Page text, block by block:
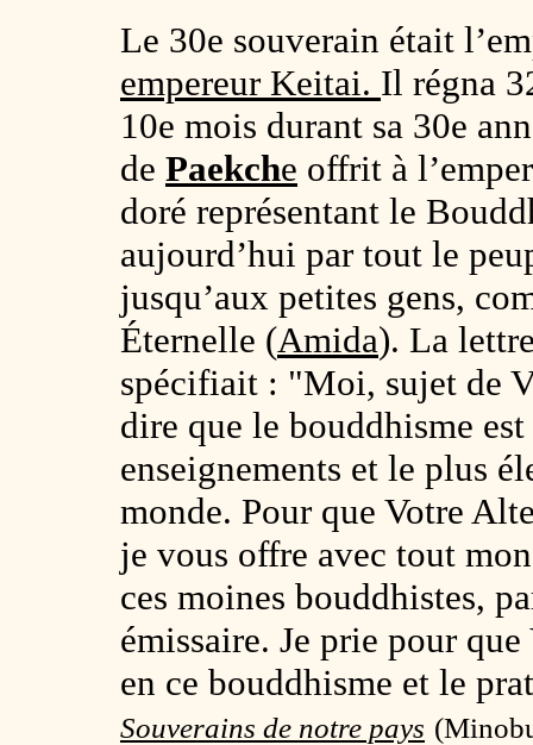
Le 30e souverain était
empereur Keitai. Il régna
10e mois durant sa 30e
de Paekche offrit à
doré représentant le
aujourd’hui par tout le
jusqu’aux petites gens,
Éternelle (Amida). La
spécifiait : "Moi, sujet de
dire que le bouddhisme
enseignements et le plus
monde. Pour que Votre
je vous offre avec tout
ces moines bouddhistes,
émissaire. Je prie pour
en ce bouddhisme et le
Souverains de notre pays